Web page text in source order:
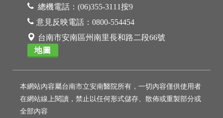
總機電話： (06)355-3111按9
意見反映電話： 0800-554454
台南市安南區州南里長和路二段66號
地圖
本網站內容屬台南市立安南醫院所有，一切內容僅供使用者
在網站線上閱讀，禁止以任何形式儲存、散佈或重製部分或
全部內容